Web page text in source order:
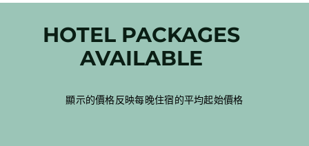
HOTEL PACKAGES
AVAILABLE
顯示的價格反映每晚住宿的平均起始價格